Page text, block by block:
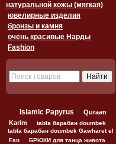
натуральной кожы (мягкая)
ювелирные изделия
бронзы и камня
очень красивые Нарды
Fashion
Islamic Papyrus
Quraan
Karim
tabla барабан doumbek
tabla барабан doumbek Gawharet el
Fan
БРЮКИ для танца живота